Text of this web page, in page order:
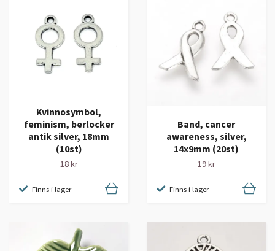
Kvinnosymbol,
feminism, berlocker
antik silver, 18mm
(10st)
18 kr
Finns i lager
Band, cancer
awareness, silver,
14x9mm (20st)
19 kr
Finns i lager